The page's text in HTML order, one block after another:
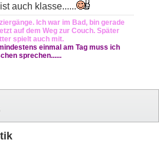
auch klasse......
Ich war im Bad, bin gerade
auf dem Weg zur Couch. Später
spielt auch mit.
einmal am Tag muss ich
sprechen......